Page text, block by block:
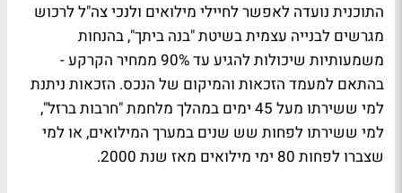
התוכנית נועדה לאפשר לחיילי מילואים ולנכי צה"ל לרכוש
מגרשים לבנייה עצמית בשיטת "בנה ביתך", בהנחות
משמעותיות שיכולות להגיע עד 90% ממחיר הקרקע -
בהתאם למעמד הזכאות והמיקום של הנכס. הזכאות ניתנת
למי ששירתו מעל 45 ימים במהלך מלחמת "חרבות ברזל",
למי ששירתו לפחות שש שנים במערך המילואים, או למי
שצברו לפחות 80 ימי מילואים מאז שנת 2000.